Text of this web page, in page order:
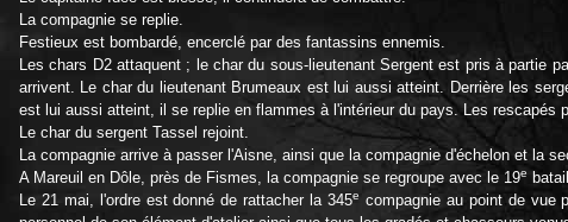
La compagnie se replie.
Festieux est bombardé, encerclé par des fantassins ennemis.
Les chars D2 attaquent ; le char du sous-lieutenant Sergent est pris à partie
arrivent. Le char du lieutenant Brumeaux est lui aussi atteint. Derrière les
est lui aussi atteint, il se replie en flammes à l'intérieur du pays. Les rescapés
Le char du sergent Tassel rejoint.
La compagnie arrive à passer l'Aisne, ainsi que la compagnie d'échelon et la
A Mareuil en Dôle, près de Fismes, la compagnie se regroupe avec le 19e
Le 21 mai, l'ordre est donné de rattacher la 345e compagnie au point de vue